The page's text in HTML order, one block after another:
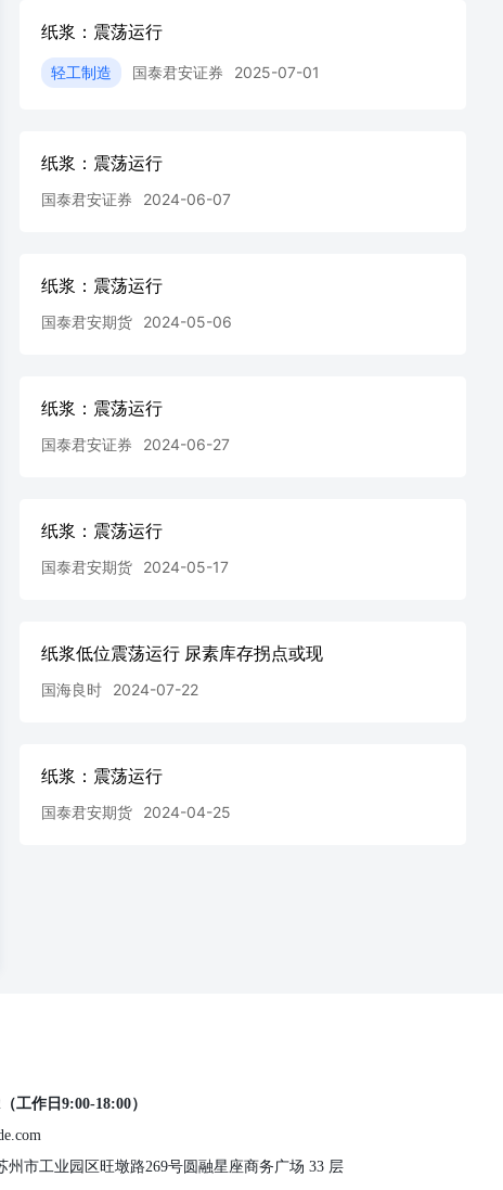
纸浆：震荡运行
轻工制造 国泰君安证券 2025-07-01
纸浆：震荡运行
国泰君安证券 2024-06-07
纸浆：震荡运行
国泰君安期货 2024-05-06
纸浆：震荡运行
国泰君安证券 2024-06-27
纸浆：震荡运行
国泰君安期货 2024-05-17
纸浆低位震荡运行 尿素库存拐点或现
国海良时 2024-07-22
纸浆：震荡运行
国泰君安期货 2024-04-25
（工作日9:00-18:00）
州市工业园区旺墩路269号圆融星座商务广场 33 层